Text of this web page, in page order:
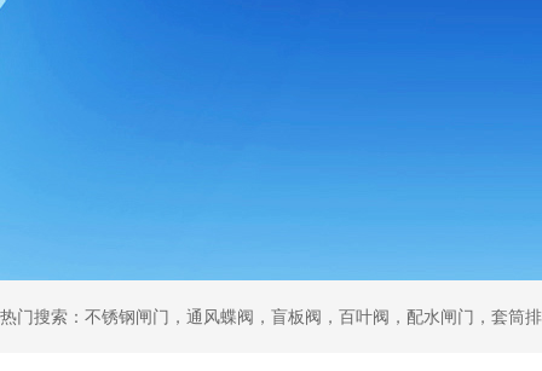
热门搜索：不锈钢闸门，通风蝶阀，盲板阀，百叶阀，配水闸门，套筒